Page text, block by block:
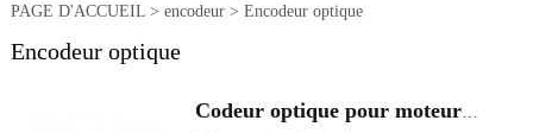
PAGE D'ACCUEIL> encodeur> Encodeur optique
Encodeur optique